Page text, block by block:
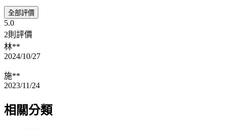
全部評價
5.0
2則評價
林**
2024/10/27
施**
2023/11/24
相關分類